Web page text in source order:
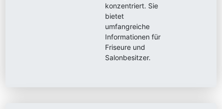
konzentriert. Sie
bietet
umfangreiche
Informationen für
Friseure und
Salonbesitzer.